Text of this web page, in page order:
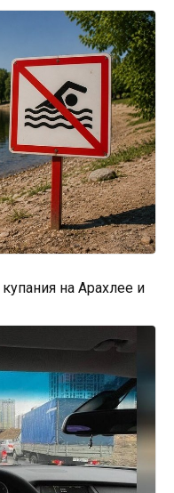
на Арахлее и